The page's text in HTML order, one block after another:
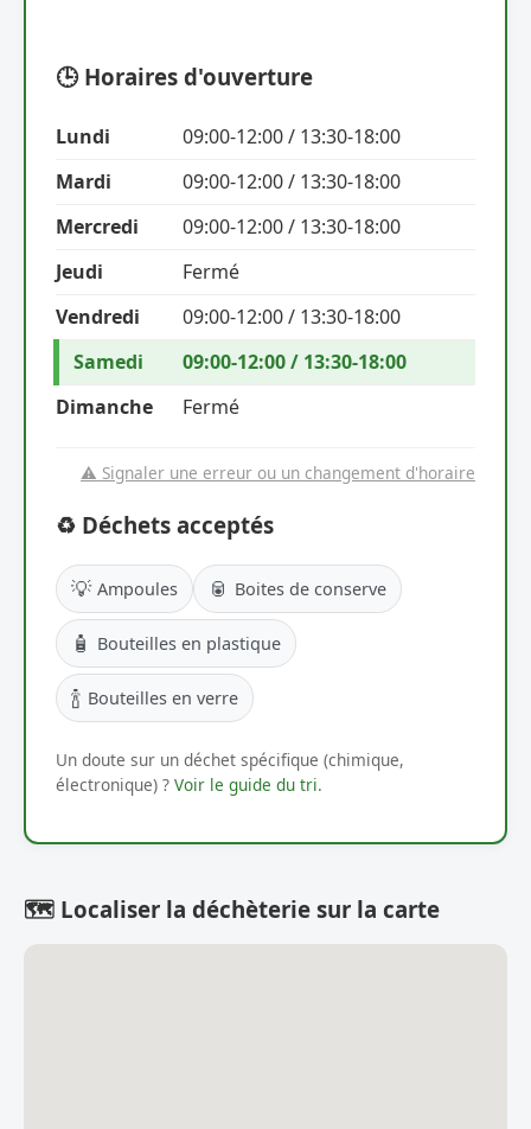
🕒 Horaires d'ouverture
Lundi
09:00-12:00 / 13:30-18:00
Mardi
09:00-12:00 / 13:30-18:00
Mercredi
09:00-12:00 / 13:30-18:00
Jeudi
Fermé
Vendredi
09:00-12:00 / 13:30-18:00
Samedi
09:00-12:00 / 13:30-18:00
Dimanche
Fermé
⚠️ Signaler une erreur ou un changement d'horaire
♻️ Déchets acceptés
💡 Ampoules 🥫 Boites de conserve
🧴 Bouteilles en plastique
🍾 Bouteilles en verre
Un doute sur un déchet spécifique (chimique,
électronique) ? Voir le guide du tri.
🗺️ Localiser la déchèterie sur la carte